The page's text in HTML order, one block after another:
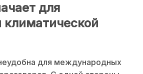
для
климатической
для международных